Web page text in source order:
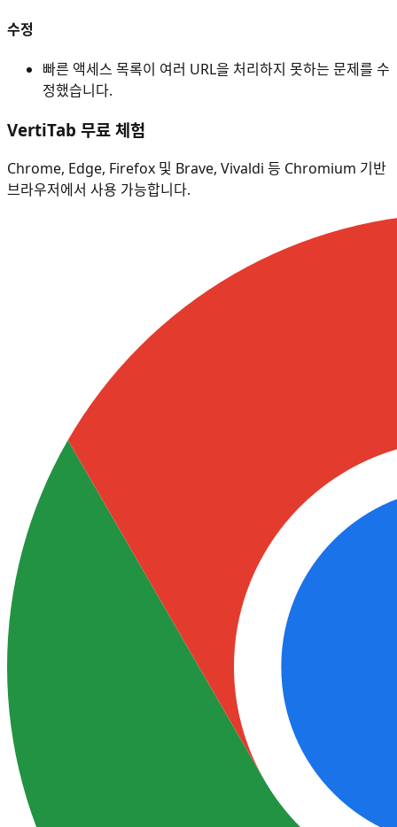
수정
빠른 액세스 목록이 여러 URL을 처리하지 못하는 문제를 수
정했습니다.
VertiTab 무료 체험
Chrome, Edge, Firefox 및 Brave, Vivaldi 등 Chromium 기반
브라우저에서 사용 가능합니다.